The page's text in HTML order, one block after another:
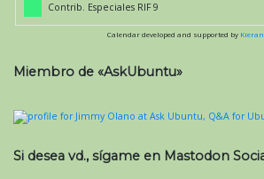
Contrib. Especiales RIF 9
Calendar developed and supported by Kieran
Miembro de «AskUbuntu»
Si desea vd., sígame en Mastodon